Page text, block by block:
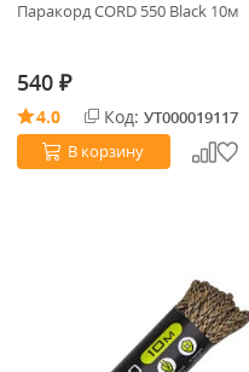
Паракорд CORD 550 Black 10м
540 ₽
4.0 Код: УТ000019117
В корзину